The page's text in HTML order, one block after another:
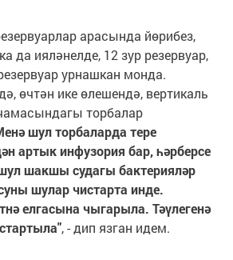
арасында йөрибез,
да ияләнелде, 12 зур резервуар,
урнашкан монда.
өчтән ике өлешендә, вертикаль
торбалар
шул торбаларда тере
артык инфузория бар, һәрберсе
шакшы судагы бактерияләр
шулар чистарта инде.
елгасына чыгарыла. Тәүлегенә
, - дип язган идем.